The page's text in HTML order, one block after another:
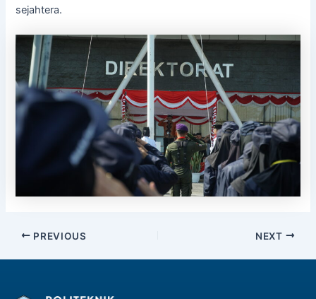
sejahtera.
PREVIOUS NEXT